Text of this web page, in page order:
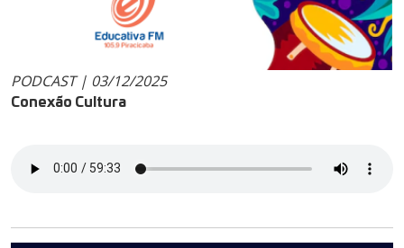
PODCAST | 03/12/2025
Conexão Cultura